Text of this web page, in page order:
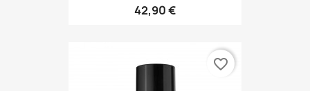
42,90 €
favorite_border